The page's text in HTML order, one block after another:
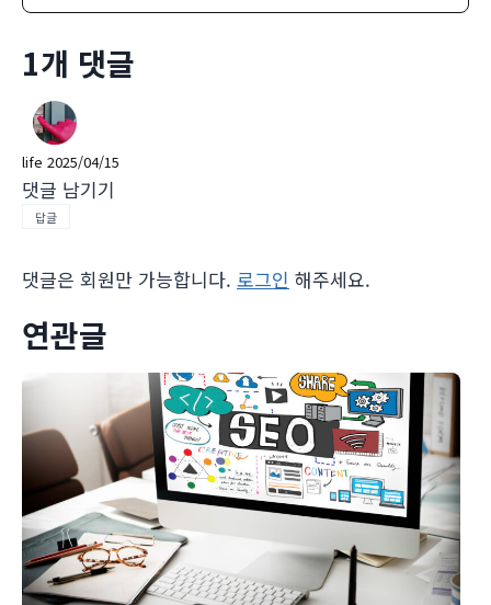
1개 댓글
life 2025/04/15
댓글 남기기
답글
댓글은 회원만 가능합니다. 로그인 해주세요.
연관글